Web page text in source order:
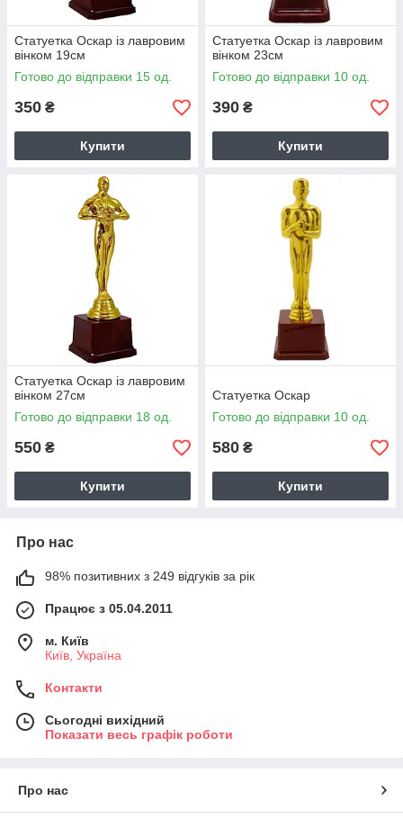
Статуетка Оскар із лавровим
вінком 19см
Готово до відправки 15 од.
350 ₴
Купити
Статуетка Оскар із лавровим
вінком 23см
Готово до відправки 10 од.
390 ₴
Купити
Статуетка Оскар із лавровим
вінком 27см
Готово до відправки 18 од.
550 ₴
Купити
Статуетка Оскар
Готово до відправки 10 од.
580 ₴
Купити
Про нас
98% позитивних з 249 відгуків за рік
Працює з 05.04.2011
м. Київ
Київ, Україна
Контакти
Сьогодні вихідний
Показати весь графік роботи
Про нас